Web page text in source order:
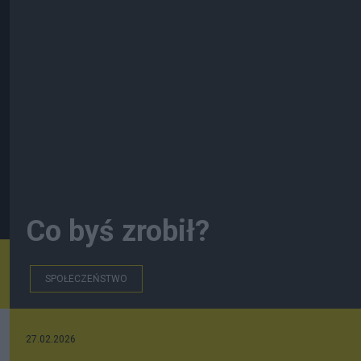
Co byś zrobił?
SPOŁECZEŃSTWO
27.02.2026